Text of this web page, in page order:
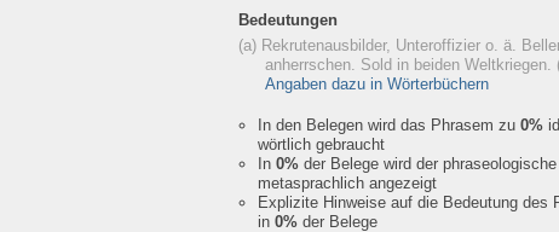
Bedeutungen
(a) Rekrutenausbilder, Unteroffizier o. ä.
anherrschen. Sold in beiden Weltkriegen.
Angaben dazu in Wörterbüchern
In den Belegen wird das Phrasem zu 0%
wörtlich gebraucht
In 0% der Belege wird der
metasprachlich angezeigt
Explizite Hinweise auf die Bedeutung des
in 0% der Belege